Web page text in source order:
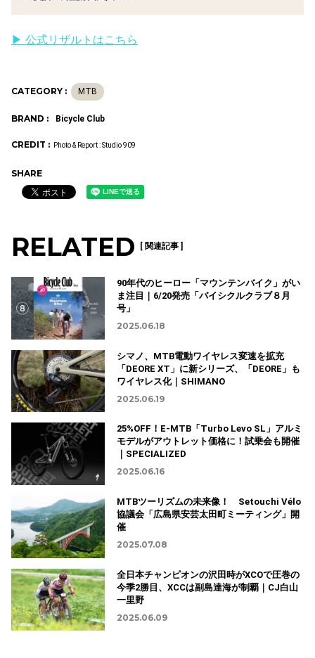
▶ 公式リザルトはこちら
CATEGORY : MTB
BRAND : Bicycle Club
CREDIT : Photo & Report : Studio 909
SHARE
RELATED [ 関連記事 ]
90年代のヒーロー「マウンテンバイク」がい
ま注目｜6/20発売「バイシクルクラブ８月
号」
2025.06.18
シマノ、MTB電動ワイヤレス変速を拡充
「DEORE XT」に新シリーズ、「DEORE」も
ワイヤレス化｜SHIMANO
2025.06.19
25%OFF！E-MTB「Turbo Levo SL」アルミ
モデルがアウトレット価格に！試乗会も開催
｜SPECIALIZED
2025.06.16
MTBツーリズムの未来像！ Setouchi Vélo
協議会「広島県安芸太田町ミーティング」開
催
2025.07.08
全日本チャンピオンの沢田時がXCOで圧巻の
今季2勝目、XCCは副島達海が制覇｜CJ白山
一里野
2025.06.09